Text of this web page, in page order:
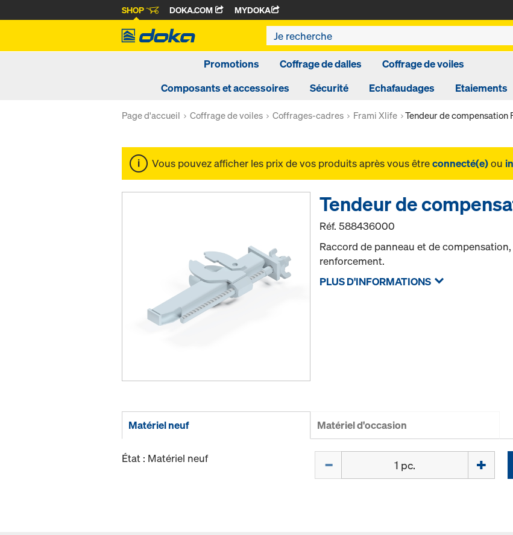
SHOP DOKA.COM MYDOKA
Promotions Coffrage de dalles
Coffrage de voiles
Composants et accessoires
Sécurité Echafaudages Etaiements
Page d'accueil Coffrage de voiles Coffrages-cadres Frami Xlife Tendeur de compensation
Vous pouvez afficher les prix de vos produits après vous êtreconnecté(e)ou
Tendeur de
Réf.588436000
Raccord de panneau et de
renforcement.
PLUS D'INFORMATIONS
Matériel neuf Matériel d'occasion
État : Matériel neuf